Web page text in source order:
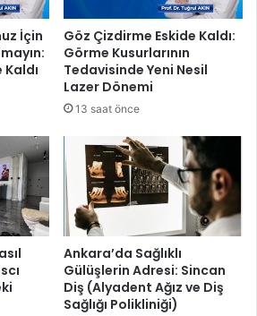
İçin
Göz Çizdirme Eskide Kaldı:
Görme Kusurlarının
Tedavisinde Yeni Nesil
Lazer Dönemi
13 saat önce
Ankara’da Sağlıklı
Gülüşlerin Adresi: Sincan
Diş (Alyadent Ağız ve Diş
Sağlığı Polikliniği)